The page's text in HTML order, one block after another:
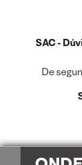
SAC -
De
Este site usa